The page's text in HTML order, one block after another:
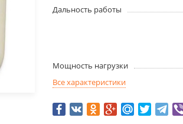
Дальность работы
Мощность нагрузки
Все характеристики